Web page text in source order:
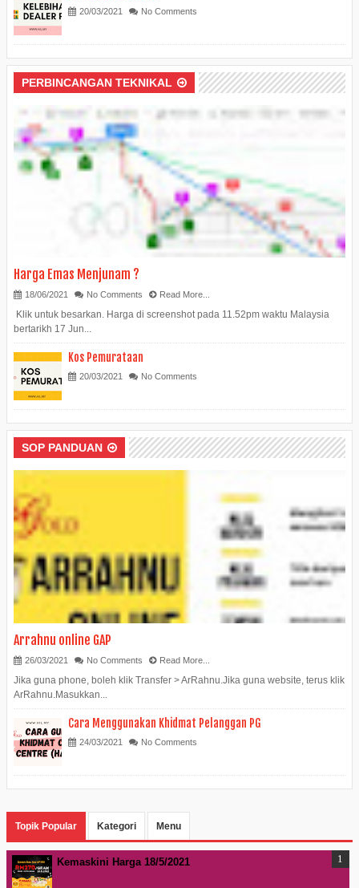
20/03/2021 No Comments
PERBINCANGAN TEKNIKAL
Harga Emas Menjunam ?
18/06/2021 No Comments Read More...
Klik untuk besarkan. Harga di screenshot pada 11.52pm waktu Malaysia
bertarikh 17 Jun...
Kos Pemurataan
20/03/2021 No Comments
SOP PANDUAN
Arrahnu online GAP
26/03/2021 No Comments Read More...
Jika guna phone, boleh klik Transfer > ArRahnu.Jika guna website, terus klik
ArRahnu.Masukkan...
Cara Menggunakan Khidmat Pelanggan PG
24/03/2021 No Comments
Topik Popular Kategori Menu
Kemaskini Harga 18/5/2021